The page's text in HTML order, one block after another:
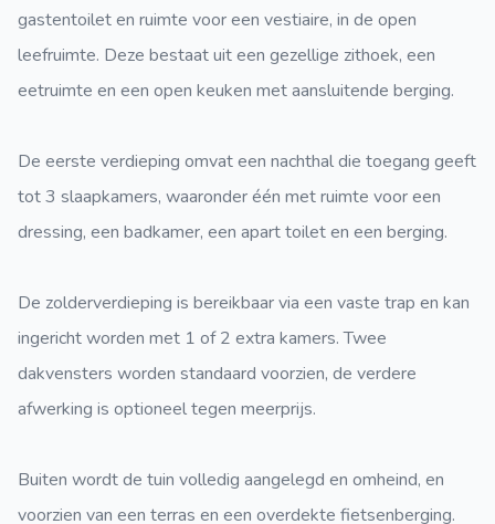
gastentoilet en ruimte voor een vestiaire, in de open
leefruimte. Deze bestaat uit een gezellige zithoek, een
eetruimte en een open keuken met aansluitende berging.
De eerste verdieping omvat een nachthal die toegang geeft
tot 3 slaapkamers, waaronder één met ruimte voor een
dressing, een badkamer, een apart toilet en een berging.
De zolderverdieping is bereikbaar via een vaste trap en kan
ingericht worden met 1 of 2 extra kamers. Twee
dakvensters worden standaard voorzien, de verdere
afwerking is optioneel tegen meerprijs.
Buiten wordt de tuin volledig aangelegd en omheind, en
voorzien van een terras en een overdekte fietsenberging.